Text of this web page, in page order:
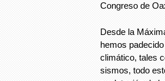
Congreso de
Desde la
hemos
climático, tales
sismos, todo